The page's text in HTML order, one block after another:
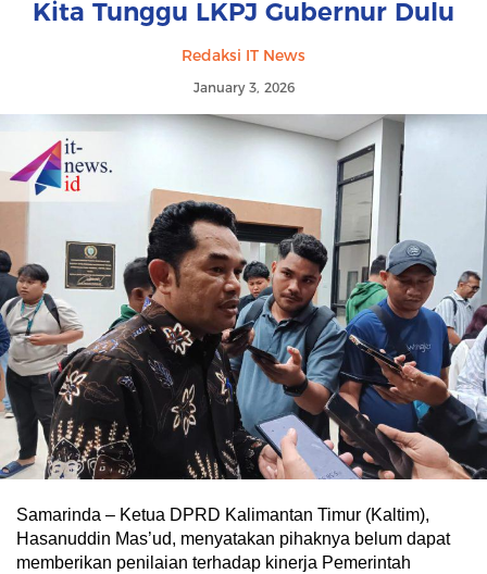
Kita Tunggu LKPJ Gubernur Dulu
Redaksi IT News
January 3, 2026
Samarinda – Ketua DPRD Kalimantan Timur (Kaltim),
Hasanuddin Mas’ud, menyatakan pihaknya belum dapat
memberikan penilaian terhadap kinerja Pemerintah